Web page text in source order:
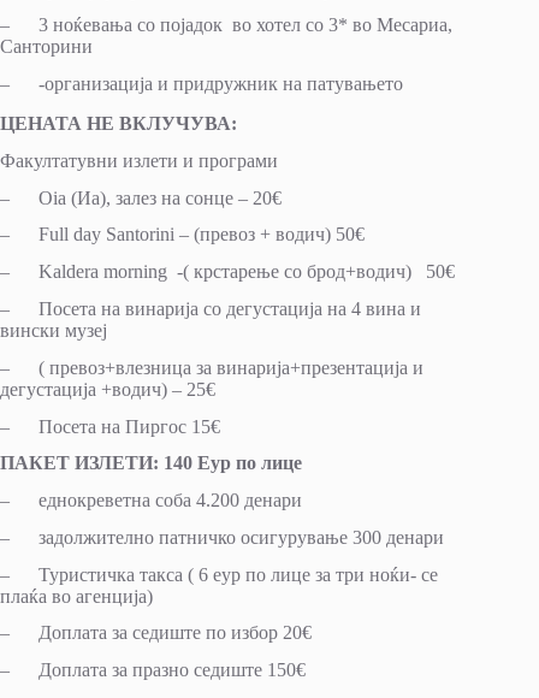
– 3 ноќевања со појадок во хотел со 3* во Месариа,
Санторини
– -организација и придружник на патувањето
ЦЕНАТА НЕ ВКЛУЧУВА:
Факултатувни излети и програми
– Oia (Иа), залез на сонце – 20€
– Full day Santorini – (превоз + водич) 50€
– Kaldera morning -( крстарење со брод+водич) 50€
– Посета на винарија со дегустација на 4 вина и
вински музеј
– ( превоз+влезница за винарија+презентација и
дегустација +водич) – 25€
– Посета на Пиргос 15€
ПАКЕТ ИЗЛЕТИ: 140 Еур по лице
– еднокреветна соба 4.200 денари
– задолжително патничко осигурување 300 денари
– Туристичка такса ( 6 еур по лице за три ноќи- се
плаќа во агенција)
– Доплата за седиште по избор 20€
– Доплата за празно седиште 150€